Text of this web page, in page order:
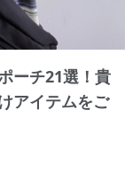
ーチ21選！貴
アイテムをご